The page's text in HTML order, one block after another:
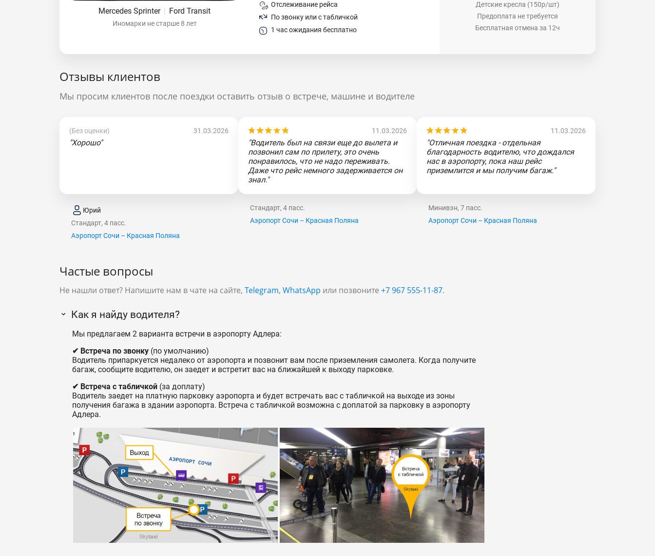
Mercedes Sprinter | Ford Transit
Иномарки не старше 8 лет
Отслеживание рейса
По звонку или с табличкой
1 час ожидания бесплатно
Детские кресла (150р/шт)
Предоплата не требуется
Бесплатная отмена за 12ч
Отзывы клиентов
Мы просим клиентов после поездки оставить отзыв о встрече, машине и водителе
(Без оценки) 31.03.2026
"Хорошо"
Юрий
Стандарт, 4 пасс.
Аэропорт Сочи – Красная Поляна
11.03.2026
"Водитель был на связи еще до вылета и
позвонил сам по прилету, это очень
понравилось, что не надо переживать.
Даже что рейс немного задерживается он
знал."
Стандарт, 4 пасс.
Аэропорт Сочи – Красная Поляна
11.03.2026
"Отличная поездка - отдельная
благодарность водителю, что дождался
нас в аэропорту, пока наш рейс
приземлится и мы получим багаж."
Минивэн, 7 пасс.
Аэропорт Сочи – Красная Поляна
Частые вопросы
Не нашли ответ? Напишите нам в чате на сайте, Telegram, WhatsApp или позвоните +7 967 555-11-87.
Как я найду водителя?
Мы предлагаем 2 варианта встречи в аэропорту Адлера:
✔ Встреча по звонку(по умолчанию)
Водитель припаркуется недалеко от аэропорта и позвонит вам после приземления самолета. Когда получите
багаж, сообщите водителю, он заедет и встретит вас на ближайшей к выходу парковке.
✔ Встреча с табличкой(за доплату)
Водитель заедет на платную парковку аэропорта и будет встречать вас с табличкой на выходе из зоны
получения багажа в здании аэропорта. Встреча с табличкой возможна с доплатой за парковку в аэропорту
Адлера.